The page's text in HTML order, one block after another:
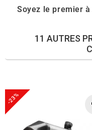
Soyez le premier
11 AUTRES
-23%